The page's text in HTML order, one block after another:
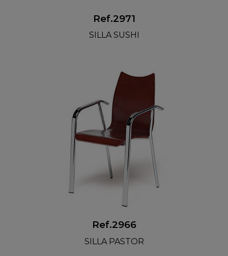
Ref.2971
SILLA SUSHI
Ref.2966
SILLA PASTOR